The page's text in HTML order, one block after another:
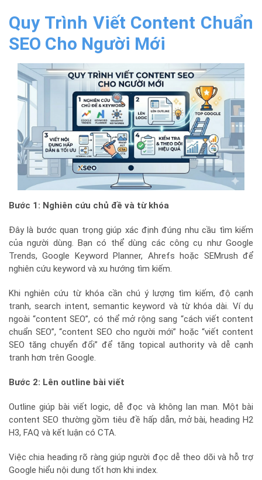
Quy Trình Viết Content Chuẩn
SEO Cho Người Mới
Bước 1: Nghiên cứu chủ đề và từ khóa
Đây là bước quan trọng giúp xác định đúng nhu cầu tìm kiếm
của người dùng. Bạn có thể dùng các công cụ như Google
Trends, Google Keyword Planner, Ahrefs hoặc SEMrush để
nghiên cứu keyword và xu hướng tìm kiếm.
Khi nghiên cứu từ khóa cần chú ý lượng tìm kiếm, độ cạnh
tranh, search intent, semantic keyword và từ khóa dài. Ví dụ
ngoài “content SEO”, có thể mở rộng sang “cách viết content
chuẩn SEO”, “content SEO cho người mới” hoặc “viết content
SEO tăng chuyển đổi” để tăng topical authority và dễ cạnh
tranh hơn trên Google.
Bước 2: Lên outline bài viết
Outline giúp bài viết logic, dễ đọc và không lan man. Một bài
content SEO thường gồm tiêu đề hấp dẫn, mở bài, heading H2
H3, FAQ và kết luận có CTA.
Việc chia heading rõ ràng giúp người đọc dễ theo dõi và hỗ trợ
Google hiểu nội dung tốt hơn khi index.